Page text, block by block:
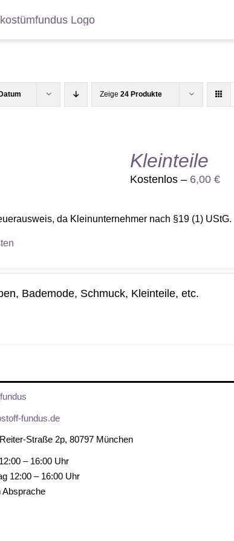
Datum Zeige 24 Produkte
Kleinteile
Kostenlos – 6,00 €
da Kleinunternehmer nach §19 (1) UStG.
Bademode, Schmuck, Kleinteile, etc.
fundus.de
Straße 2p, 80797 München
– 16:00 Uhr
12:00 – 16:00 Uhr
Absprache